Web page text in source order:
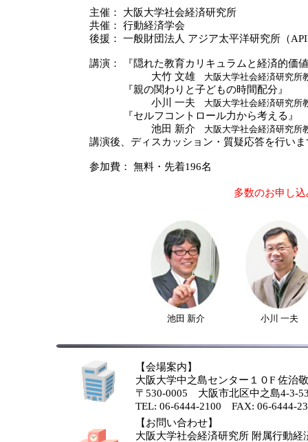
主催： 大阪大学社会経済研究所
共催： 行動経済学会
後援： 一般財団法人 アジア太平洋研究所（
講演：
『隠れた教育カリキュラムと経済的価
大竹 文雄 大阪大学社会経済研究所
『親の関わりと子どもの時間配分』
小川 一夫 大阪大学社会経済研究所
『セルフコントロール力から考える』
池田 新介 大阪大学社会経済研究所
講演後、ディスカッション・質疑応答を行いま
参加費： 無料・先着196名
多数のお申し
池田 新介 小川 一夫
【会場案内】
大阪大学中之島センター１０F 佐治
〒530-0005 大阪市北区中之島4-3-
TEL: 06-6444-2100 FAX: 06-6444-
【お問い合わせ】
大阪大学社会経済研究所 附属行動経